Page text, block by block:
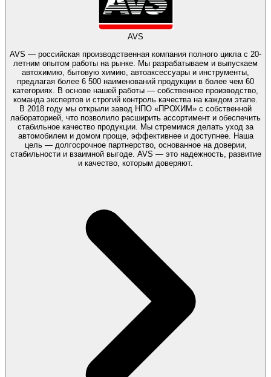
AVS
AVS — российская производственная компания полного цикла с 20-
летним опытом работы на рынке. Мы разрабатываем и выпускаем
автохимию, бытовую химию, автоаксессуары и инструменты,
предлагая более 6 500 наименований продукции в более чем 60
категориях. В основе нашей работы — собственное производство,
команда экспертов и строгий контроль качества на каждом этапе.
В 2018 году мы открыли завод НПО «ПРОХИМ» с собственной
лабораторией, что позволило расширить ассортимент и обеспечить
стабильное качество продукции. Мы стремимся делать уход за
автомобилем и домом проще, эффективнее и доступнее. Наша
цель — долгосрочное партнерство, основанное на доверии,
стабильности и взаимной выгоде. AVS — это надежность, развитие
и качество, которым доверяют.